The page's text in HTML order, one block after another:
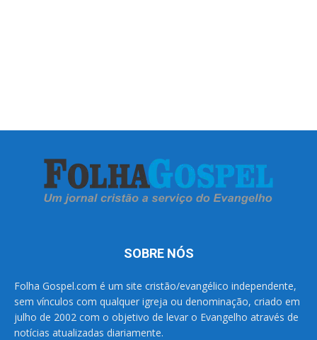
SOBRE NÓS
Folha Gospel.com é um site cristão/evangélico independente,
sem vínculos com qualquer igreja ou denominação, criado em
julho de 2002 com o objetivo de levar o Evangelho através de
notícias atualizadas diariamente.